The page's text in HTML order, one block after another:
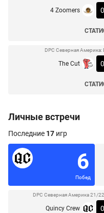
4 Zoomers 0
DPC Северная Америка:
The Cut 0
Личные встречи
Последние 17 игр
6
Побед
DPC Северная Америка 21/
Quincy Crew 0